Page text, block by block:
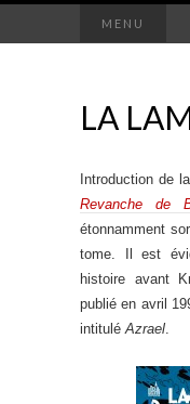
MENU
LA
Introduction de
Revanche de
étonnamment
tome. Il est
histoire avant
publié en avril
intituléAzrael.